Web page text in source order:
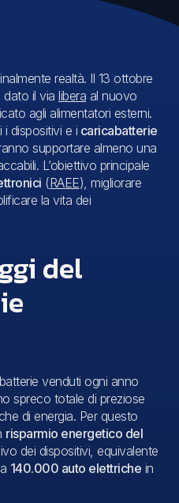
realtà. Il 13 ottobre
dato il via libera al nuovo
agli alimentatori esterni.
dispositivi e i caricabatterie
supportare almeno una
L’obiettivo principale
(RAEE), migliorare
la vita dei
del
venduti ogni anno
spreco totale di preziose
di energia. Per questo
risparmio energetico del
dei dispositivi, equivalente
140.000 auto elettriche in